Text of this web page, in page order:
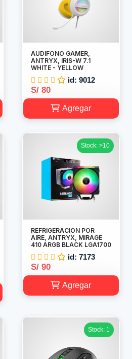
AUDIFONO GAMER,
ANTRYX, IRIS-W 7.1
WHITE - YELLOW
id: 9012
S/ 80
Agregar
Stock: >10
REFRIGERACION POR
AIRE, ANTRYX, MIRAGE
410 ARGB BLACK LGA1700
id: 7173
S/ 90
Agregar
Stock: 1